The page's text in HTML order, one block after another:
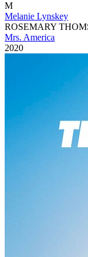
M
Melanie Lynskey
ROSEMARY
Mrs. America
2020